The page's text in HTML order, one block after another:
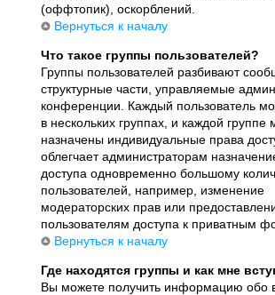
(оффтопик), оскорблений.
Вернуться к началу
Что такое группы пользователей?
Группы пользователей разбивают
структурные части, управляемые
конференции. Каждый пользователь
в нескольких группах, и каждой группе
назначены индивидуальные права
облегчает администраторам
доступа одновременно большому
пользователей, например, изменение
модераторских прав или
пользователям доступа к приватным
Вернуться к началу
Где находятся группы и как мне
Вы можете получить информацию обо